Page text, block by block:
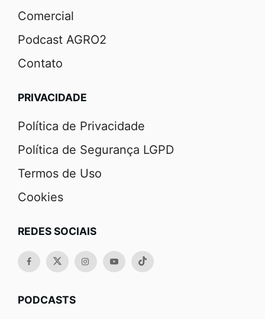
Comercial
Podcast AGRO2
Contato
PRIVACIDADE
Política de Privacidade
Política de Segurança LGPD
Termos de Uso
Cookies
REDES SOCIAIS
PODCASTS